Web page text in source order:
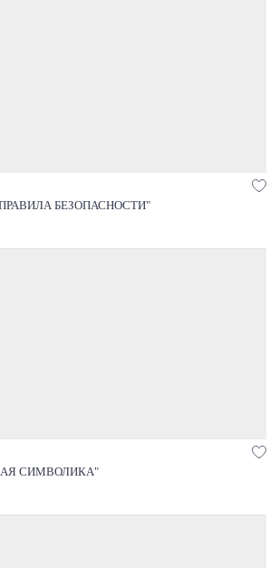
БЕЗОПАСНОСТИ"
СИМВОЛИКА"